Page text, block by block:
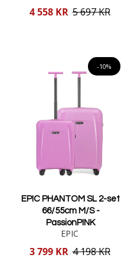
Reducerat
4 558 KR 5 697 KR
-10%
EPIC PHANTOM SL 2-set
66/55cm M/S -
PassionPINK
EPIC
Reducerat
3 799 KR 4 198 KR